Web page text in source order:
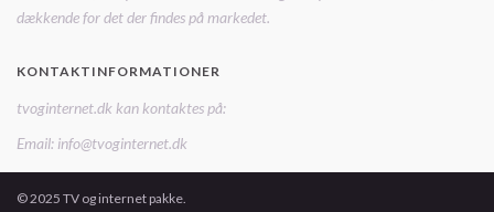
dækkende for det der findes på markedet.
KONTAKTINFORMATIONER
tvoginternet.dk kan kontaktes på:
Email: info@tvoginternet.dk
© 2025 TV og internet pakke.